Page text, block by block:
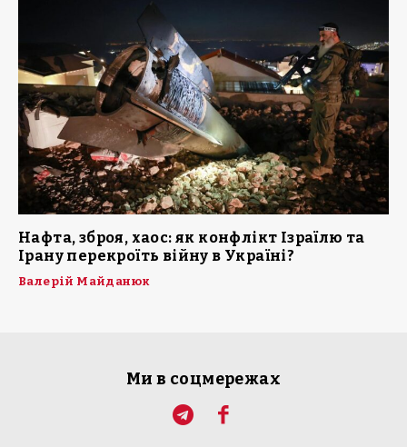
Нафта, зброя, хаос: як конфлікт Ізраїлю та
Ірану перекроїть війну в Україні?
Валерій Майданюк
Ми в соцмережах